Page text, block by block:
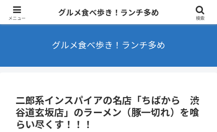
東京を中心にラーメンやカフェなどを食べ歩きするブログ ランチ・B級グル
メ多め
グルメ食べ歩き！ランチ多め
二郎系インスパイアの名店「ちばから 渋
谷道玄坂店」のラーメン（豚一切れ）を喰
らい尽くす！！！
メニュー
グルメ食べ歩き！ランチ多め
検索